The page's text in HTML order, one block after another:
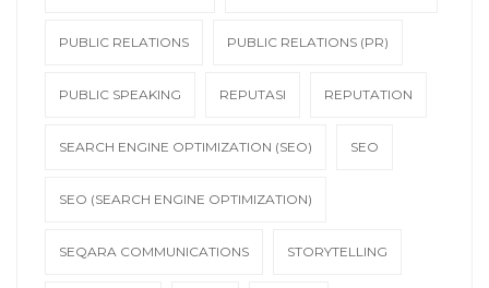
PUBLIC RELATIONS PUBLIC RELATIONS (PR)
PUBLIC SPEAKING REPUTASI REPUTATION
SEARCH ENGINE OPTIMIZATION (SEO) SEO
SEO (SEARCH ENGINE OPTIMIZATION)
SEQARA COMMUNICATIONS STORYTELLING